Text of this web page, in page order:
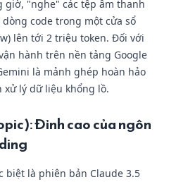
giờ, "nghe" các tệp âm thanh
code trong một cửa sổ
lên tới 2 triệu token. Đối với
hành trên nền tảng Google
là mảnh ghép hoàn hảo
lý dữ liệu khổng lồ.
Đỉnh cao của ngôn
biệt là phiên bản Claude 3.5